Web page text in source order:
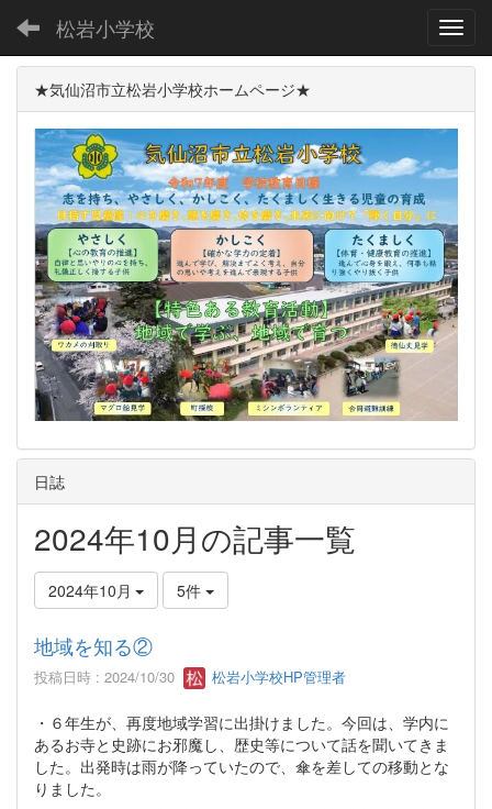
松岩小学校
★気仙沼市立松岩小学校ホームページ★
日誌
2024年10月の記事一覧
2024年10月 5件
地域を知る②
投稿日時 : 2024/10/30 松岩小学校HP管理者
・６年生が、再度地域学習に出掛けました。今回は、学内に
あるお寺と史跡にお邪魔し、歴史等について話を聞いてきま
した。出発時は雨が降っていたので、傘を差しての移動とな
りました。